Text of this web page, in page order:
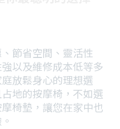
節省空間、靈活性
以及維修成本低等多
放鬆身心的理想選
地的按摩椅，不如選
椅墊，讓您在家中也